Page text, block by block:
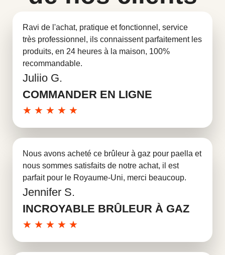
Ravi de l'achat, pratique et fonctionnel, service
très professionnel, ils connaissent parfaitement les
produits, en 24 heures à la maison, 100%
recommandable.
Juliio G.
COMMANDER EN LIGNE
★ ★ ★ ★ ★
Nous avons acheté ce brûleur à gaz pour paella et
nous sommes satisfaits de notre achat, il est
parfait pour le Royaume-Uni, merci beaucoup.
Jennifer S.
INCROYABLE BRÛLEUR À GAZ
★ ★ ★ ★ ★